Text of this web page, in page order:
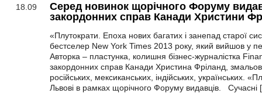
18.09
Серед новинок щорічного Форуму
закордонних справ Канади Христини
«Плутократи. Епоха нових багатих і занепад старої
бестселер New York Times 2013 року, який вийшов у
Авторка – пластунка, колишня бізнес-журналістка
закордонних справ Канади Христина Фріланд,
російських, мексиканських, індійських, українських.
Львові в рамках щорічного Форуму видавців.